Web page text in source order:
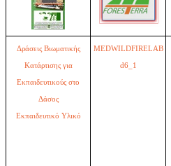
Δράσεις Βιωματικής
Κατάρτισης για
Εκπαιδευτικούς στο
Δάσος
Εκπαιδευτικό Υλικό
MEDWILDFIRELAB
d6_1